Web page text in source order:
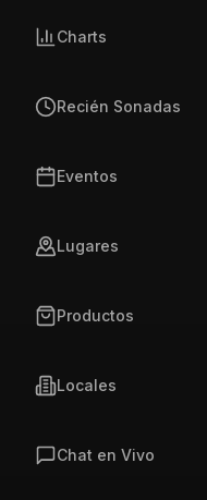
Charts
Recién Sonadas
Eventos
Lugares
Productos
Locales
Chat en Vivo